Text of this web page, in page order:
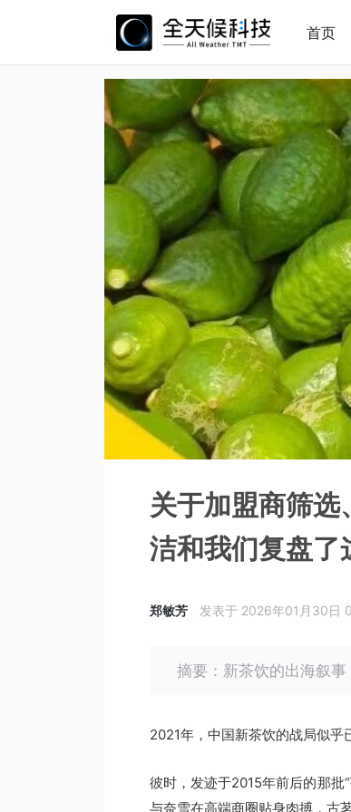
首页
关于加盟商筛
洁和我们复盘了
郑敏芳 发表于 2026年01月30日
摘要：新茶饮的出海叙事
2021年，中国新茶饮的战局似乎
彼时，发迹于2015年前后的那批
与奈雪在高端商圈贴身肉搏，古